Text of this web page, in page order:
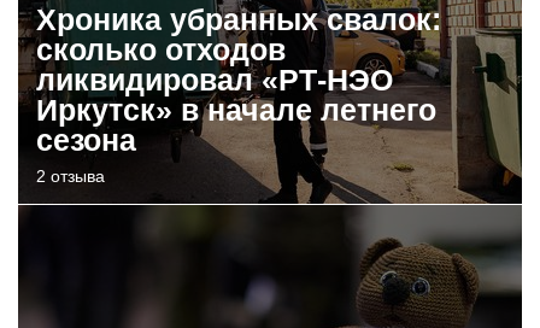
Хроника убранных свалок:
сколько отходов
ликвидировал «РТ-НЭО
Иркутск» в начале летнего
сезона
2 отзыва